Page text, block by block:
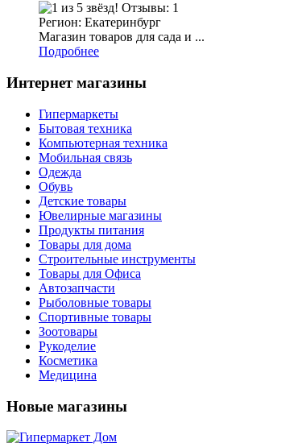
Отзывы: 1
Регион: Екатеринбург
Магазин товаров для сада и ...
Подробнее
Интернет магазины
Гипермаркеты
Бытовая техника
Компьютерная техника
Мобильная связь
Одежда
Обувь
Детские товары
Ювелирные магазины
Продукты питания
Товары для дома
Строительные инструменты
Товары для Офиса
Автозапчасти
Рыболовные товары
Спортивные товары
Зоотовары
Рукоделие
Косметика
Медицина
Новые магазины